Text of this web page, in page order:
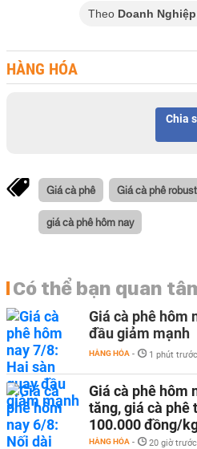
Theo Doanh
HÀNG HÓA
Chia
Giá cà phê Giá cà phê
giá cà phê hôm nay
Có thể bạn quan
Giá cà phê hôm
đầu giảm mạnh
HÀNG HÓA - 1 phút trước
Giá cà phê hôm
tăng, giá cà phê
100.000 đồng/
HÀNG HÓA - 20 giờ trước